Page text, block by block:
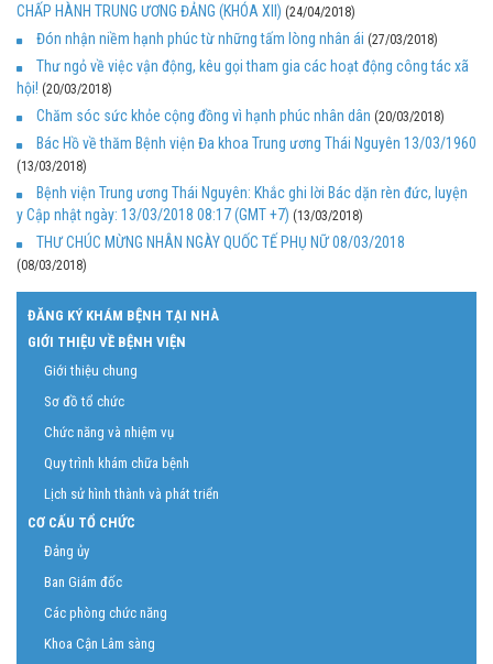
CHẤP HÀNH TRUNG ƯƠNG ĐẢNG (KHÓA XII) (24/04/2018)
Đón nhận niềm hạnh phúc từ những tấm lòng nhân ái (27/03/2018)
Thư ngỏ về việc vận động, kêu gọi tham gia các hoạt động công tác xã
hội! (20/03/2018)
Chăm sóc sức khỏe cộng đồng vì hạnh phúc nhân dân (20/03/2018)
Bác Hồ về thăm Bệnh viện Đa khoa Trung ương Thái Nguyên 13/03/1960
(13/03/2018)
Bệnh viện Trung ương Thái Nguyên: Khắc ghi lời Bác dặn rèn đức, luyện
y Cập nhật ngày: 13/03/2018 08:17 (GMT +7) (13/03/2018)
THƯ CHÚC MỪNG NHÂN NGÀY QUỐC TẾ PHỤ NỮ 08/03/2018
(08/03/2018)
ĐĂNG KÝ KHÁM BỆNH TẠI NHÀ
GIỚI THIỆU VỀ BỆNH VIỆN
Giới thiệu chung
Sơ đồ tổ chức
Chức năng và nhiệm vụ
Quy trình khám chữa bệnh
Lịch sử hình thành và phát triển
CƠ CẤU TỔ CHỨC
Đảng ủy
Ban Giám đốc
Các phòng chức năng
Khoa Cận Lâm sàng